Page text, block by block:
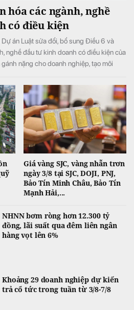
hóa các ngành, nghề
có điều kiện
án Luật sửa đổi, bổ sung Điều 6 và
nghề đầu tư kinh doanh có điều kiện của
nặng cho doanh nghiệp, tạo môi
Giá vàng SJC, vàng nhẫn trơn
ngày 3/8 tại SJC, DOJI, PNJ,
Bảo Tín Minh Châu, Bảo Tín
Mạnh Hải,...
NHNN bơm ròng hơn 12.300 tỷ
đồng, lãi suất qua đêm liên ngân
hàng vọt lên 6%
Khoảng 29 doanh nghiệp dự kiến
trả cổ tức trong tuần từ 3/8-7/8